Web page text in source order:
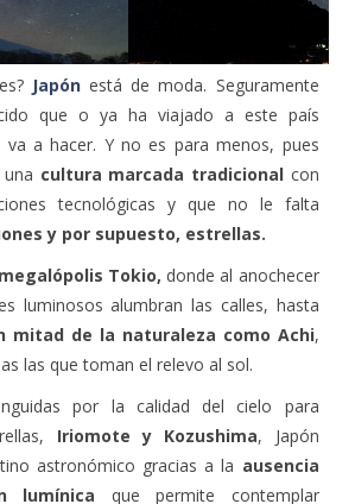
Japón
está de moda. Seguramente
que o ya ha viajado a este país
a hacer. Y no es para menos, pues
tecnológicas y que no le falta
y por supuesto, estrellas.
megalópolis Tokio,
luminosos alumbran las calles, hasta
mitad de la naturaleza como Achi ,
las que toman el relevo al sol.
por la calidad del cielo para
Iriomote y Kozushima, Japón
astronómico gracias a la